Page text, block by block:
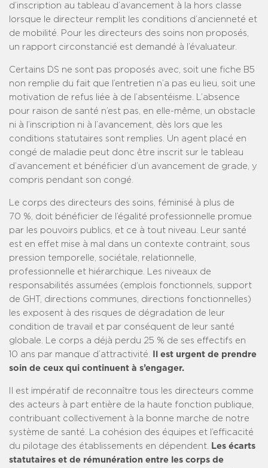
d’inscription au tableau d’avancement à la hors classe
lorsque le directeur remplit les conditions d’ancienneté et
de mobilité. Pour les directeurs des soins non proposés,
un rapport circonstancié est demandé à l’évaluateur.
Certains DS ne sont pas proposés avec, soit une fiche B5
non remplie du fait que l’entretien n’a pas eu lieu, soit une
motivation de refus liée à de l’absentéisme. L’absence
pour raison de santé n’est pas, en elle-même, un obstacle
ni à l’inscription ni à l’avancement, dès lors que les
conditions statutaires sont remplies. Un agent placé en
congé de maladie peut donc être inscrit sur le tableau
d’avancement et bénéficier d’un avancement de grade, y
compris pendant son congé.
Le corps des directeurs des soins, féminisé à plus de
70 %, doit bénéficier de l’égalité professionnelle promue
par les pouvoirs publics, et ce à tout niveau. Leur santé
est en effet mise à mal dans un contexte contraint, sous
pression temporelle, sociétale, relationnelle,
professionnelle et hiérarchique. Les niveaux de
responsabilités assumées (emplois fonctionnels, support
de GHT, directions communes, directions fonctionnelles)
les exposent à des risques de dégradation de leur
condition de travail et par conséquent de leur santé
globale. Le corps a déjà perdu 25 % de ses effectifs en
10 ans par manque d’attractivité.
Il est urgent de prendre
soin de ceux qui continuent à s’engager.
Il est impératif de reconnaître tous les directeurs comme
des acteurs à part entière de la haute fonction publique,
contribuant collectivement à la bonne marche de notre
système de santé. La cohésion des équipes et l’efficacité
du pilotage des établissements en dépendent.
Les écarts
statutaires et de rémunération entre les corps de